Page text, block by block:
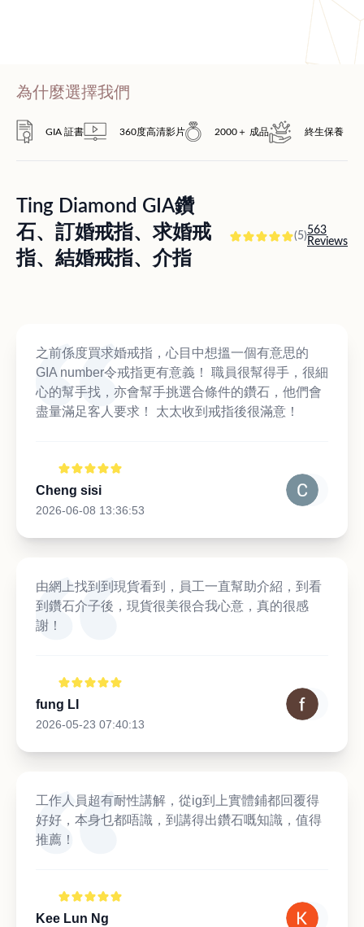
為什麼選擇我們
GIA 証書 360度高清影片 2000＋ 成品 終生保養
Ting Diamond GIA鑽
石、訂婚戒指、求婚戒
指、結婚戒指、介指
(5)563
Reviews
之前係度買求婚戒指，心目中想搵一個有意思的
GIA number令戒指更有意義！ 職員很幫得手，很細
心的幫手找，亦會幫手挑選合條件的鑽石，他們會
盡量滿足客人要求！ 太太收到戒指後很滿意！
Cheng sisi
2026-06-08 13:36:53
由網上找到到現貨看到，員工一直幫助介紹，到看
到鑽石介子後，現貨很美很合我心意，真的很感
謝！
fung LI
2026-05-23 07:40:13
工作人員超有耐性講解，從ig到上實體鋪都回覆得
好好，本身乜都唔識，到講得出鑽石嘅知識，值得
推薦！
Kee Lun Ng